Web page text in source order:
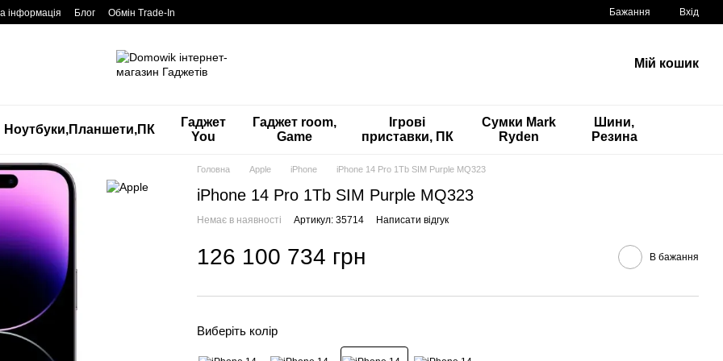
інформація Блог Обмін Trade-In Бажання Вхід
Мій кошик
Ноутбуки,Планшети,ПК
Гаджет
You
Гаджет room,
Game
Ігрові
приставки, ПК
Сумки Mark
Ryden
Шини,
Резина
Головна Apple iPhone iPhone 14 Pro 1Tb SIM Purple MQ323
iPhone 14 Pro 1Tb SIM Purple MQ323
Немає в наявності Артикул: 35714 Написати відгук
126 100 734 грн В бажання
Виберіть колір